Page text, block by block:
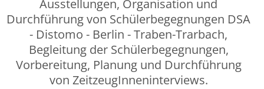
Ausstellungen, Organisation und
Durchführung von Schülerbegegnungen DSA
- Distomo - Berlin - Traben-Trarbach,
Begleitung der Schülerbegegnungen,
Vorbereitung, Planung und Durchführung
von ZeitzeugInneninterviews.